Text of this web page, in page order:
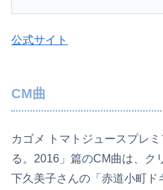
公式サイト
CM曲
カゴメ トマトジュースプレ
る。2016」篇のCM曲は、ク
下久美子さんの「赤道小町ド